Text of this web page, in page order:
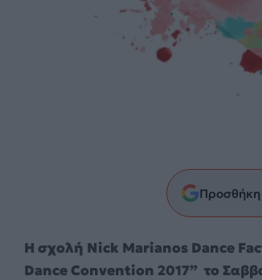
Προσθήκη
Η σχολή Nick Marianos Dance
Dance Convention 2017” το